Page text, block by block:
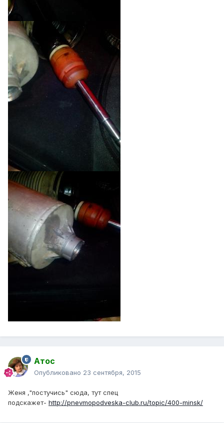
Атос
Опубликовано 23 сентября, 2015
Женя ,"постучись" сюда, тут спец
подскажет- http://pnevmopodveska-club.ru/topic/400-minsk/